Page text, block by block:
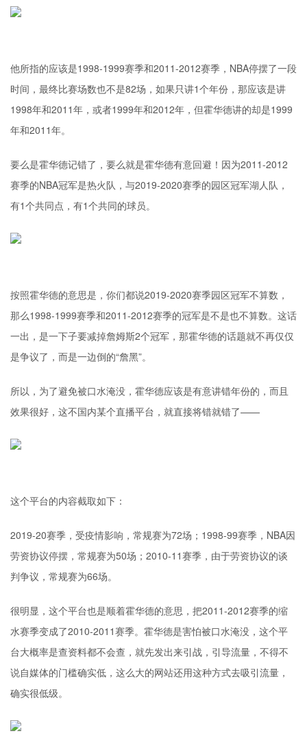
他所指的应该是1998-1999赛季和2011-2012赛季，NBA停摆了一段
时间，最终比赛场数也不是82场，如果只讲1个年份，那应该是讲
1998年和2011年，或者1999年和2012年，但霍华德讲的却是1999
年和2011年。
要么是霍华德记错了，要么就是霍华德有意回避！因为2011-2012
赛季的NBA冠军是热火队，与2019-2020赛季的园区冠军湖人队，
有1个共同点，有1个共同的球员。
按照霍华德的意思是，你们都说2019-2020赛季园区冠军不算数，
那么1998-1999赛季和2011-2012赛季的冠军是不是也不算数。这话
一出，是一下子要减掉詹姆斯2个冠军，那霍华德的话题就不再仅仅
是争议了，而是一边倒的“詹黑”。
所以，为了避免被口水淹没，霍华德应该是有意讲错年份的，而且
效果很好，这不国内某个直播平台，就直接将错就错了——
这个平台的内容截取如下：
2019-20赛季，受疫情影响，常规赛为72场；1998-99赛季，NBA因
劳资协议停摆，常规赛为50场；2010-11赛季，由于劳资协议的谈
判争议，常规赛为66场。
很明显，这个平台也是顺着霍华德的意思，把2011-2012赛季的缩
水赛季变成了2010-2011赛季。霍华德是害怕被口水淹没，这个平
台大概率是查资料都不会查，就先发出来引战，引导流量，不得不
说自媒体的门槛确实低，这么大的网站还用这种方式去吸引流量，
确实很低级。